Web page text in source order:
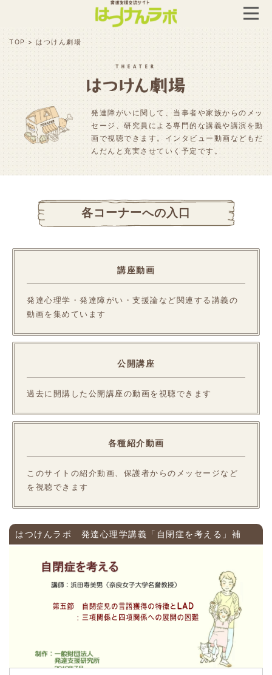
TOP > はつけん劇場
発達障がいに関して、当事者や家族からのメッ
セージ、研究員による専門的な講義や講演を動
画で視聴できます。インタビュー動画などもだ
んだんと充実させていく予定です。
各コーナーへの入口
講座動画
発達心理学・発達障がい・支援論など関連する講義の
動画を集めています
公開講座
過去に開講した公開講座の動画を視聴できます
各種紹介動画
このサイトの紹介動画、保護者からのメッセージなど
を視聴できます
はつけんラボ 発達心理学講義「自閉症を考える」補